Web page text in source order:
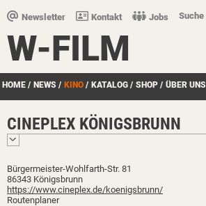
Newsletter Kontakt Jobs Suche
W-FILM
HOME / NEWS / KINO / KATALOG / SHOP / ÜBER UNS
CINEPLEX KÖNIGSBRUNN
Bürgermeister-Wohlfarth-Str. 81
86343 Königsbrunn
https://www.cineplex.de/koenigsbrunn/
Routenplaner